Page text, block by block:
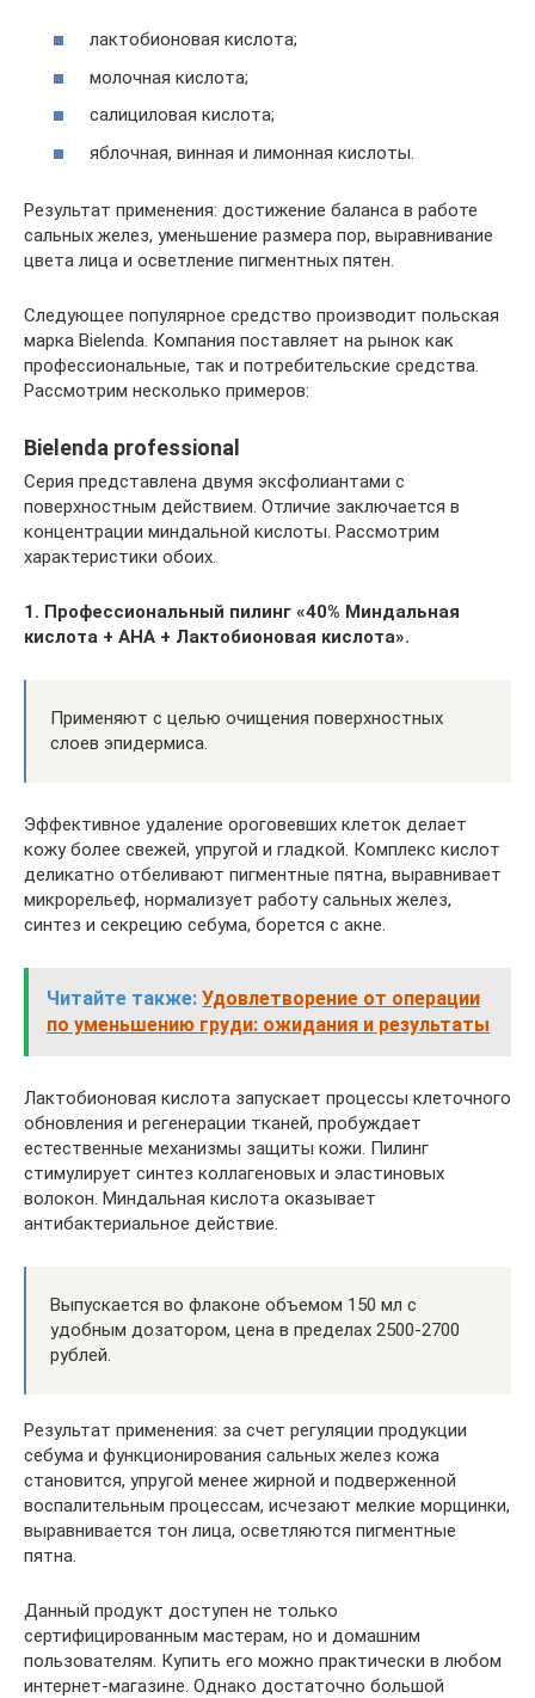
лактобионовая кислота;
молочная кислота;
салициловая кислота;
яблочная, винная и лимонная кислоты.
Результат применения: достижение баланса в работе
сальных желез, уменьшение размера пор, выравнивание
цвета лица и осветление пигментных пятен.
Следующее популярное средство производит польская
марка Bielenda. Компания поставляет на рынок как
профессиональные, так и потребительские средства.
Рассмотрим несколько примеров:
Bielenda professional
Серия представлена двумя эксфолиантами с
поверхностным действием. Отличие заключается в
концентрации миндальной кислоты. Рассмотрим
характеристики обоих.
1. Профессиональный пилинг «40% Миндальная
кислота + АНА + Лактобионовая кислота».
Применяют с целью очищения поверхностных
слоев эпидермиса.
Эффективное удаление ороговевших клеток делает
кожу более свежей, упругой и гладкой. Комплекс кислот
деликатно отбеливают пигментные пятна, выравнивает
микрорельеф, нормализует работу сальных желез,
синтез и секрецию себума, борется с акне.
Читайте также: Удовлетворение от операции
по уменьшению груди: ожидания и результаты
Лактобионовая кислота запускает процессы клеточного
обновления и регенерации тканей, пробуждает
естественные механизмы защиты кожи. Пилинг
стимулирует синтез коллагеновых и эластиновых
волокон. Миндальная кислота оказывает
антибактериальное действие.
Выпускается во флаконе объемом 150 мл с
удобным дозатором, цена в пределах 2500-2700
рублей.
Результат применения: за счет регуляции продукции
себума и функционирования сальных желез кожа
становится, упругой менее жирной и подверженной
воспалительным процессам, исчезают мелкие морщинки,
выравнивается тон лица, осветляются пигментные
пятна.
Данный продукт доступен не только
сертифицированным мастерам, но и домашним
пользователям. Купить его можно практически в любом
интернет-магазине. Однако достаточно большой